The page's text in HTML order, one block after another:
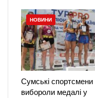
НОВИНИ
Сумські спортсмени
вибороли медалі у